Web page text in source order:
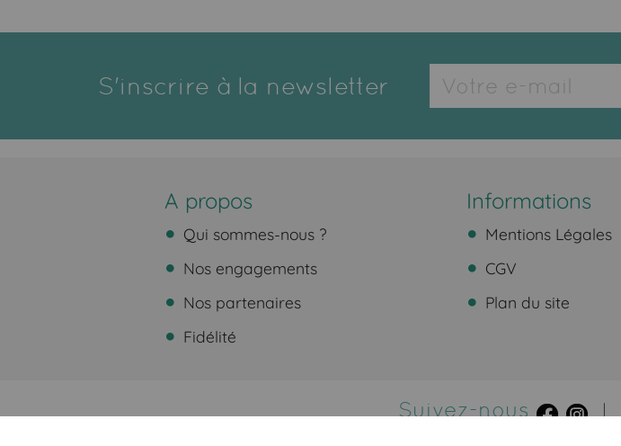
S'inscrire à la newsletter
A propos
Qui sommes-nous ?
Nos engagements
Nos partenaires
Fidélité
Informations
Mentions Légales
CGV
Plan du site
Suivez-nous |